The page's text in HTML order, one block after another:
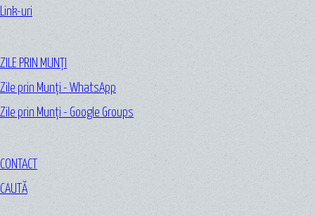
Link-uri
ZILE PRIN MUNȚI
Zile prin Munți - WhatsApp
Zile prin Munți - Google Groups
CONTACT
CAUTĂ